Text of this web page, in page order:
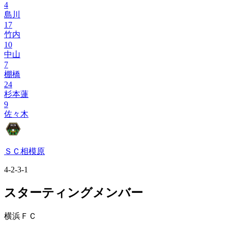
4
島川
17
竹内
10
中山
7
棚橋
24
杉本蓮
9
佐々木
ＳＣ相模原
4-2-3-1
スターティングメンバー
横浜ＦＣ